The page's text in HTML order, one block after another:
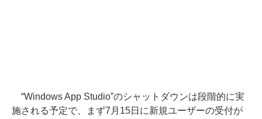
“Windows App Studio”のシャットダウンは段階的に実
施される予定で、まず7月15日に新規ユーザーの受付が